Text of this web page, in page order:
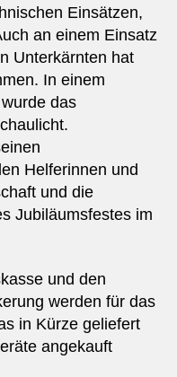
Einsätzen,
an einem Einsatz
Unterkärnten hat
In einem
das
Helferinnen und
und die
Jubiläumsfestes im
und den
werden für das
in Kürze geliefert
angekauft